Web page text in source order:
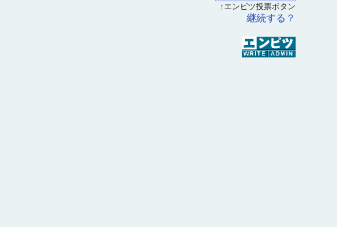
↑エンピツ投票ボタン
継続する？